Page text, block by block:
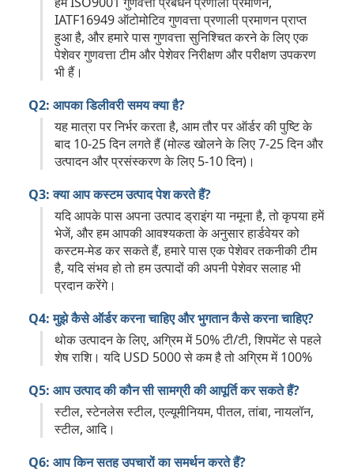
IATF16949 ऑटोमोटिव गुणवत्ता प्रणाली प्रमाणन प्राप्त
हुआ है, और हमारे पास गुणवत्ता सुनिश्चित करने के लिए एक
पेशेवर गुणवत्ता टीम और पेशेवर निरीक्षण और परीक्षण उपकरण
भी हैं।
Q2: आपका डिलीवरी समय क्या है?
यह मात्रा पर निर्भर करता है, आम तौर पर ऑर्डर की पुष्टि के
बाद 10-25 दिन लगते हैं (मोल्ड खोलने के लिए 7-25 दिन और
उत्पादन और प्रसंस्करण के लिए 5-10 दिन)।
Q3: क्या आप कस्टम उत्पाद पेश करते हैं?
यदि आपके पास अपना उत्पाद ड्राइंग या नमूना है, तो कृपया हमें
भेजें, और हम आपकी आवश्यकता के अनुसार हार्डवेयर को
कस्टम-मेड कर सकते हैं, हमारे पास एक पेशेवर तकनीकी टीम
है, यदि संभव हो तो हम उत्पादों की अपनी पेशेवर सलाह भी
प्रदान करेंगे।
Q4: मुझे कैसे ऑर्डर करना चाहिए और भुगतान कैसे करना चाहिए?
थोक उत्पादन के लिए, अग्रिम में 50% टी/टी, शिपमेंट से पहले
शेष राशि। यदि USD 5000 से कम है तो अग्रिम में 100%
Q5: आप उत्पाद की कौन सी सामग्री की आपूर्ति कर सकते हैं?
स्टील, स्टेनलेस स्टील, एल्यूमीनियम, पीतल, तांबा, नायलॉन,
स्टील, आदि।
Q6: आप किन सतह उपचारों का समर्थन करते हैं?